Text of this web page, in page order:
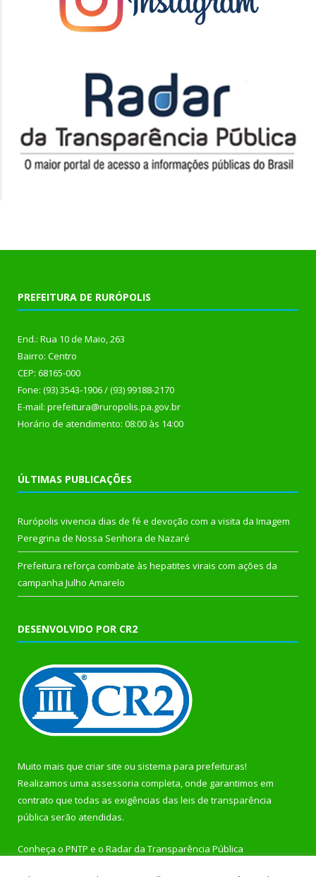
PREFEITURA DE RURÓPOLIS
End.: Rua 10 de Maio, 263
Bairro: Centro
CEP: 68165-000
Fone: (93) 3543-1906 / (93) 99188-2170
E-mail: prefeitura@ruropolis.pa.gov.br
Horário de atendimento: 08:00 às 14:00
ÚLTIMAS PUBLICAÇÕES
Rurópolis vivencia dias de fé e devoção com a visita da Imagem
Peregrina de Nossa Senhora de Nazaré
Prefeitura reforça combate às hepatites virais com ações da
campanha Julho Amarelo
DESENVOLVIDO POR CR2
Muito mais que criar site ou sistema para prefeituras!
Realizamos uma assessoria completa, onde garantimos em
contrato que todas as exigências das leis de transparência
pública serão atendidas.
Conheça o PNTP e o Radar da Transparência Pública